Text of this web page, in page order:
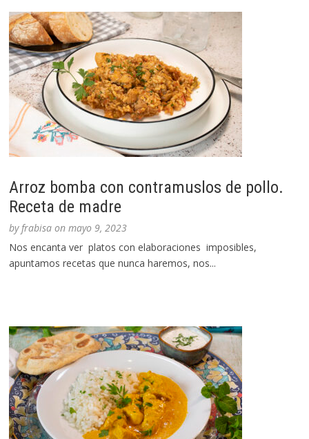
Arroz bomba con contramuslos de pollo.
Receta de madre
byfrabisa onmayo 9, 2023
Nos encanta ver platos con elaboraciones imposibles,
apuntamos recetas que nunca haremos, nos...